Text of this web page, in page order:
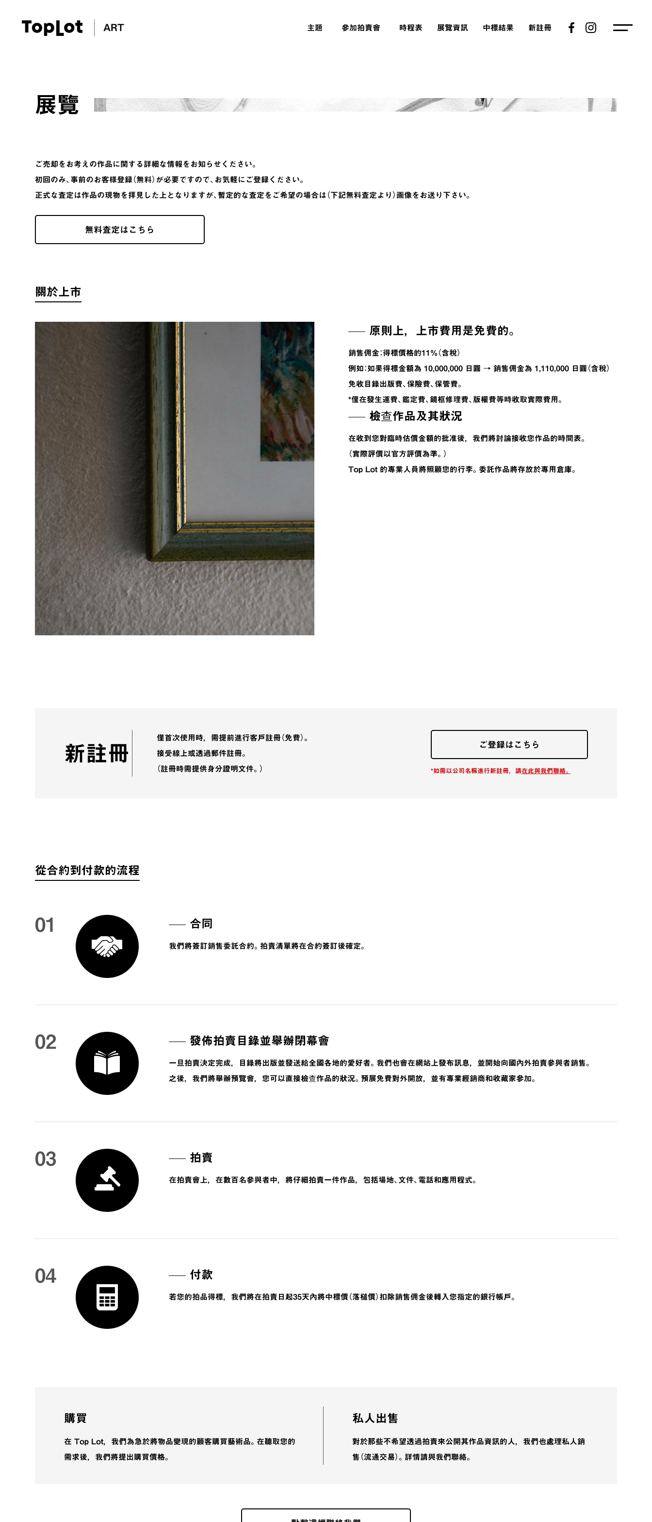
ART 主題 參加拍賣會 時程表 展覽資訊 中標結果 新註冊
展覽
ご売却をお考えの作品に関する詳細な情報をお知らせください。
初回のみ、事前のお客様登録（無料）が必要ですので、お気軽にご登録ください。
正式な査定は作品の現物を拝見した上となりますが、暫定的な査定をご希望の場合は（下記無料査定より）画像をお送り下さい。
無料査定はこちら
關於上市
原則上，上市費用是免費的。
銷售佣金：得標價格的11%（含稅）
例如：如果得標金額為 10,000,000 日圓 → 銷售佣金為 1,110,000 日圓（含稅）
免收目錄出版費、保險費、保管費。
*僅在發生運費、鑑定費、鏡框修理費、版權費等時收取實際費用。
檢查作品及其狀況
在收到您對臨時估價金額的批准後，我們將討論接收您作品的時間表。
（實際評價以官方評價為準。）
Top Lot 的專業人員將照顧您的行李。委託作品將存放於專用倉庫。
新註冊
僅首次使用時，需提前進行客戶註冊（免費）。
接受線上或透過郵件註冊。
（註冊時需提供身分證明文件。）
ご登録はこちら
*如需以公司名稱進行新註冊，請在此與我們聯絡。
從合約到付款的流程
01 合同
我們將簽訂銷售委託合約。拍賣清單將在合約簽訂後確定。
02 發佈拍賣目錄並舉辦閉幕會
一旦拍賣決定完成，目錄將出版並發送給全國各地的愛好者。我們也會在網站上發布訊息，並開始向國內外拍賣參與者銷售。
之後，我們將舉辦預覽會，您可以直接檢查作品的狀況。預展免費對外開放，並有專業經銷商和收藏家參加。
03 拍賣
在拍賣會上，在數百名參與者中，將仔細拍賣一件作品，包括場地、文件、電話和應用程式。
04 付款
若您的拍品得標，我們將在拍賣日起35天內將中標價（落槌價）扣除銷售佣金後轉入您指定的銀行帳戶。
購買
在 Top Lot，我們為急於將物品變現的顧客購買藝術品。在聽取您的
需求後，我們將提出購買價格。
私人出售
對於那些不希望透過拍賣來公開其作品資訊的人，我們也處理私人銷
售（流通交易）。詳情請與我們聯絡。